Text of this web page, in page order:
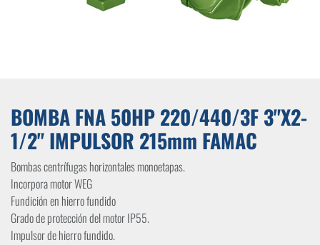
BOMBA FNA 50HP 220/440/3F 3"X2-
1/2" IMPULSOR 215mm FAMAC
Bombas centrífugas horizontales monoetapas.
Incorpora motor WEG
Fundición en hierro fundido
Grado de protección del motor IP55.
Impulsor de hierro fundido.